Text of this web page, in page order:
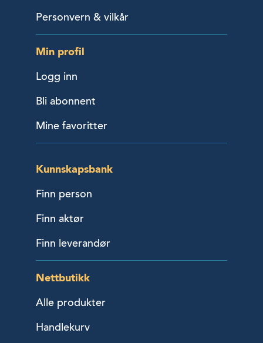
Personvern & vilkår
Min profil
Logg inn
Bli abonnent
Mine favoritter
Kunnskapsbank
Finn person
Finn aktør
Finn leverandør
Nettbutikk
Alle produkter
Handlekurv